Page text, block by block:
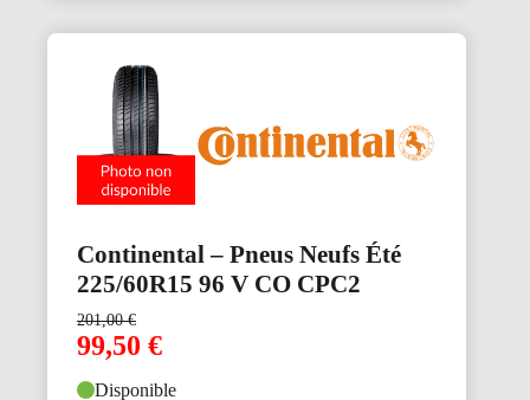
Continental – Pneus Neufs Été
225/60R15 96 V CO CPC2
201,00€
99,50 €
Disponible